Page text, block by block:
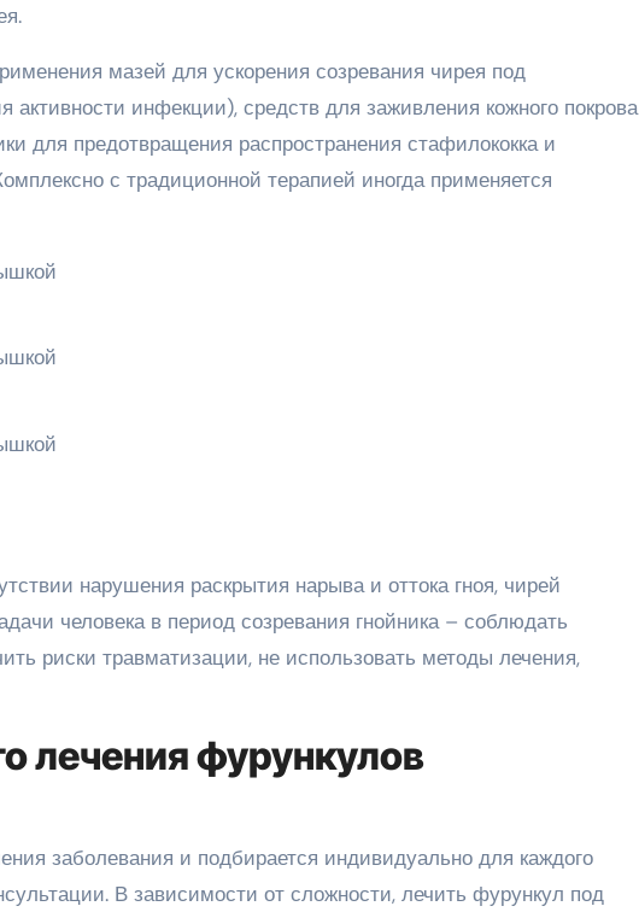
мазей для ускорения созревания чирея под
инфекции), средств для заживления кожного покрова
для предотвращения распространения стафилококка и
с традиционной терапией иногда применяется
нарушения раскрытия нарыва и оттока гноя, чирей
человека в период созревания гнойника – соблюдать
риски травматизации, не использовать методы лечения,
лечения фурункулов
заболевания и подбирается индивидуально для каждого
В зависимости от сложности, лечить фурункул под